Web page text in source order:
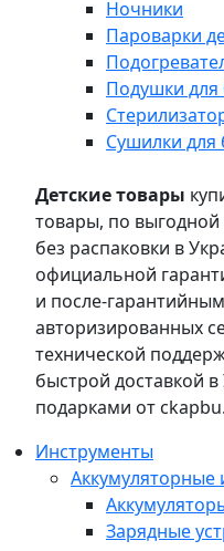
Ночники
Пароварки
Подушки
Сушилки для
Детские товары
товары, по
без распаковки в
официальной
и после-
авторизированных
технической
быстрой доставкой
подарками от
Инструменты
Аккумуляторные
Зарядные